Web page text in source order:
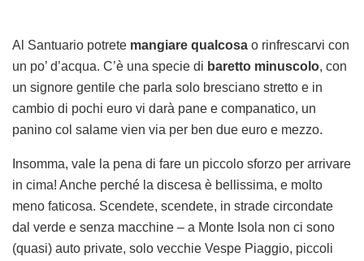
Al Santuario potrete mangiare qualcosa o rinfrescarvi con
un po’ d’acqua. C’è una specie di baretto minuscolo, con
un signore gentile che parla solo bresciano stretto e in
cambio di pochi euro vi darà pane e companatico, un
panino col salame vien via per ben due euro e mezzo.
Insomma, vale la pena di fare un piccolo sforzo per arrivare
in cima! Anche perché la discesa è bellissima, e molto
meno faticosa. Scendete, scendete, in strade circondate
dal verde e senza macchine – a Monte Isola non ci sono
(quasi) auto private, solo vecchie Vespe Piaggio, piccoli